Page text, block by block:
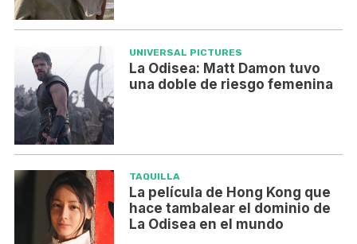
UNIVERSAL PICTURES
La Odisea: Matt Damon tuvo
una doble de riesgo femenina
TAQUILLA
La película de Hong Kong que
hace tambalear el dominio de
La Odisea en el mundo